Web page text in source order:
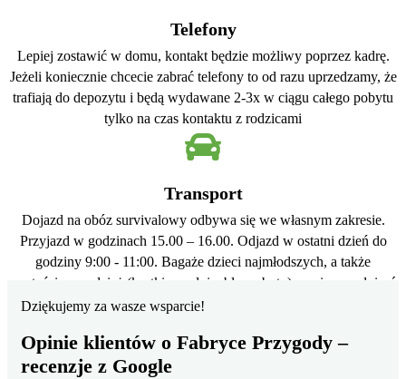
Telefony
Lepiej zostawić w domu, kontakt będzie możliwy poprzez kadrę.
Jeżeli koniecznie chcecie zabrać telefony to od razu uprzedzamy, że
trafiają do depozytu i będą wydawane 2-3x w ciągu całego pobytu
tylko na czas kontaktu z rodzicami
Transport
Dojazd na obóz survivalowy odbywa się we własnym zakresie.
Przyjazd w godzinach 15.00 – 16.00. Odjazd w ostatni dzień do
godziny 9:00 - 11:00. Bagaże dzieci najmłodszych, a także
wartościową odzież (kurtki, spodnie, bluzy, buty) prosimy podpisać
imieniem i nazwiskiem. Ułatwia to namierzenie rzeczy zagubionych
Dziękujemy za wasze wsparcie!
Opinie klientów o Fabryce Przygody –
recenzje z Google